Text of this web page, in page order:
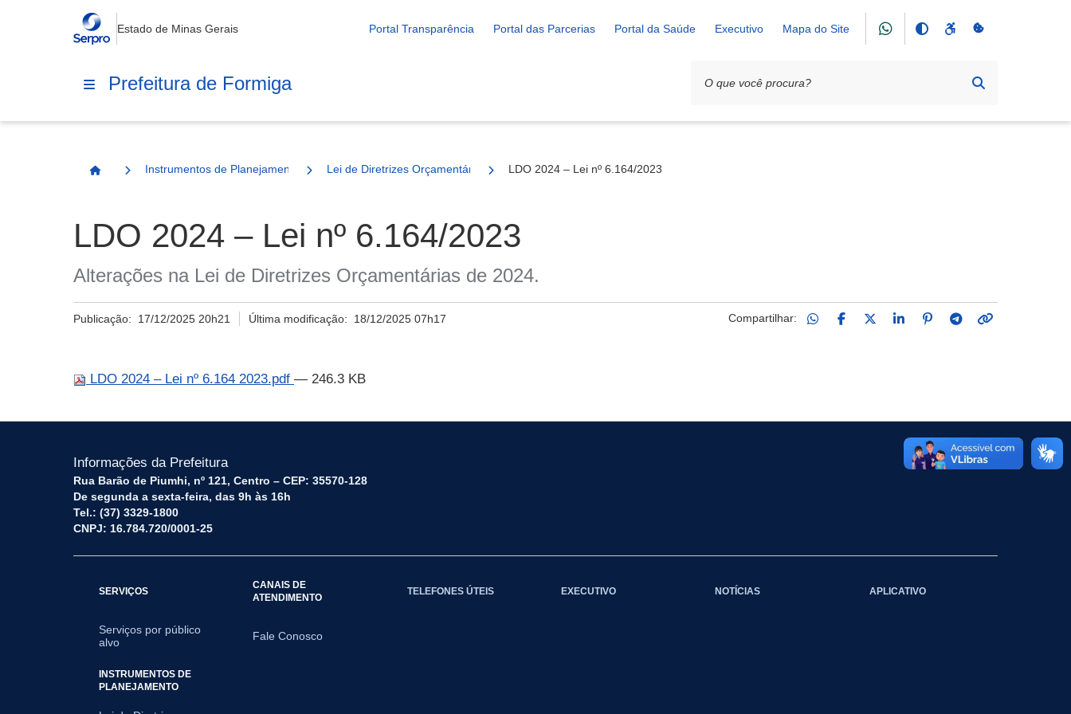
Estado de Minas Gerais Portal Transparência Portal das Parcerias Portal da Saúde Executivo Mapa do Site
Prefeitura de Formiga
Página Inicial
Instrumentos de Planejamento Lei de Diretrizes Orçamentárias (LDO)LDO 2024 – Lei nº 6.164/2023
LDO 2024 – Lei nº 6.164/2023
Alterações na Lei de Diretrizes Orçamentárias de 2024.
Publicação: 17/12/2025 20h21 Última modificação: 18/12/2025 07h17 Compartilhar:
LDO 2024 – Lei nº 6.164 2023.pdf — 246.3 KB
Informações da Prefeitura
Rua Barão de Piumhi, nº 121, Centro – CEP: 35570-128
De segunda a sexta-feira, das 9h às 16h
Tel.: (37) 3329-1800
CNPJ: 16.784.720/0001-25
SERVIÇOS
Serviços por público
alvo
CANAIS DE
ATENDIMENTO
Fale Conosco
TELEFONES ÚTEIS EXECUTIVO NOTÍCIAS APLICATIVO
INSTRUMENTOS DE
PLANEJAMENTO